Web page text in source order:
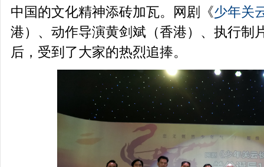
中国的文化精神添砖加瓦。网剧《少年关
港）、动作导演黄剑斌（香港）、执行制
后，受到了大家的热烈追捧。